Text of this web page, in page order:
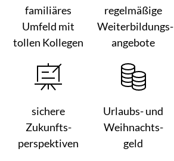
familiäres
Umfeld mit
tollen Kollegen
regelmäßige
Weiterbildungs­
angebote
sichere
Zukunfts­
perspektiven
Urlaubs- und
Weihnachts­
geld